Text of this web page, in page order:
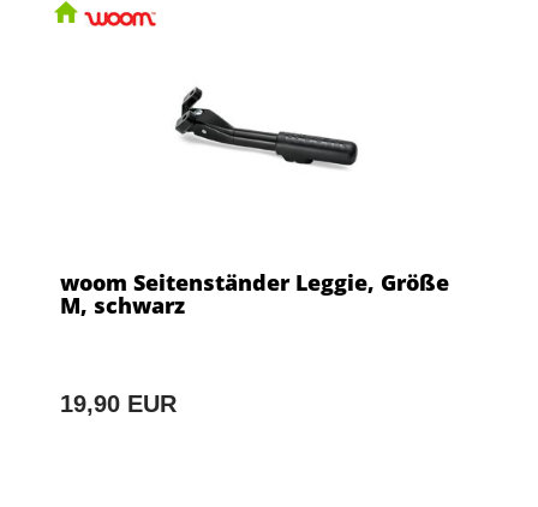
woom Seitenständer Leggie, Größe
M, schwarz
19,90 EUR